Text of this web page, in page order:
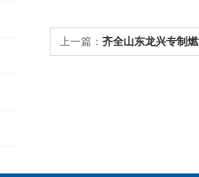
上一篇： 齐全山东龙兴专制